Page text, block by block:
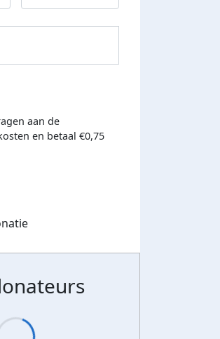
verhoogd
aan de
en betaal €0,75